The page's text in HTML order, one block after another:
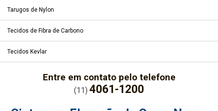
Tarugos de Nylon
Tecidos de Fibra de Carbono
Tecidos Kevlar
Entre em contato pelo telefone
(11) 4061-1200